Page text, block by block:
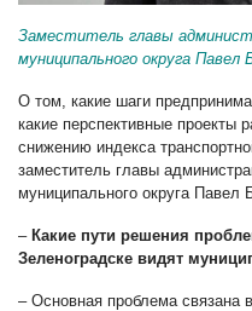
Заместитель главы
муниципального округа Павел
О том, какие шаги
какие перспективные проекты
снижению индекса
заместитель главы
муниципального округа Павел
–Какие пути решения
Зеленоградске видят
– Основная проблема связана